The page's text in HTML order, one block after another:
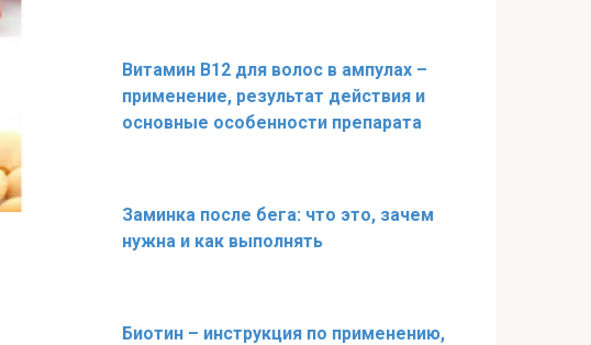
Витамин В12 для волос в ампулах –
применение, результат действия и
основные особенности препарата
Заминка после бега: что это, зачем
нужна и как выполнять
Биотин – инструкция по применению,